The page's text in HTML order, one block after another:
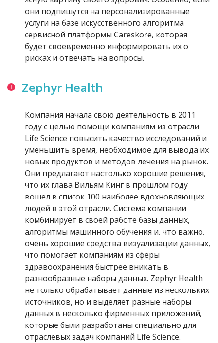
они подпишутся на персонализированные
услуги на базе искусственного алгоритма
сервисной платформы Careskore, которая
будет своевременно информировать их о
рисках и отвечать на вопросы.
Zephyr Health
Компания начала свою деятельность в 2011
году с целью помощи компаниям из отрасли
Life Science повысить качество исследований и
уменьшить время, необходимое для вывода их
новых продуктов и методов лечения на рынок.
Они предлагают настолько хорошие решения,
что их глава Вильям Кинг в прошлом году
вошел в список 100 наиболее вдохновляющих
людей в этой отрасли. Система компании
комбинирует в своей работе базы данных,
алгоритмы машинного обучения и, что важно,
очень хорошие средства визуализации данных,
что помогает компаниям из сферы
здравоохранения быстрее вникать в
разнообразные наборы данных. Zephyr Health
не только обрабатывает данные из нескольких
источников, но и выделяет разные наборы
данных в несколько фирменных приложений,
которые были разработаны специально для
отраслевых задач компаний Life Science.